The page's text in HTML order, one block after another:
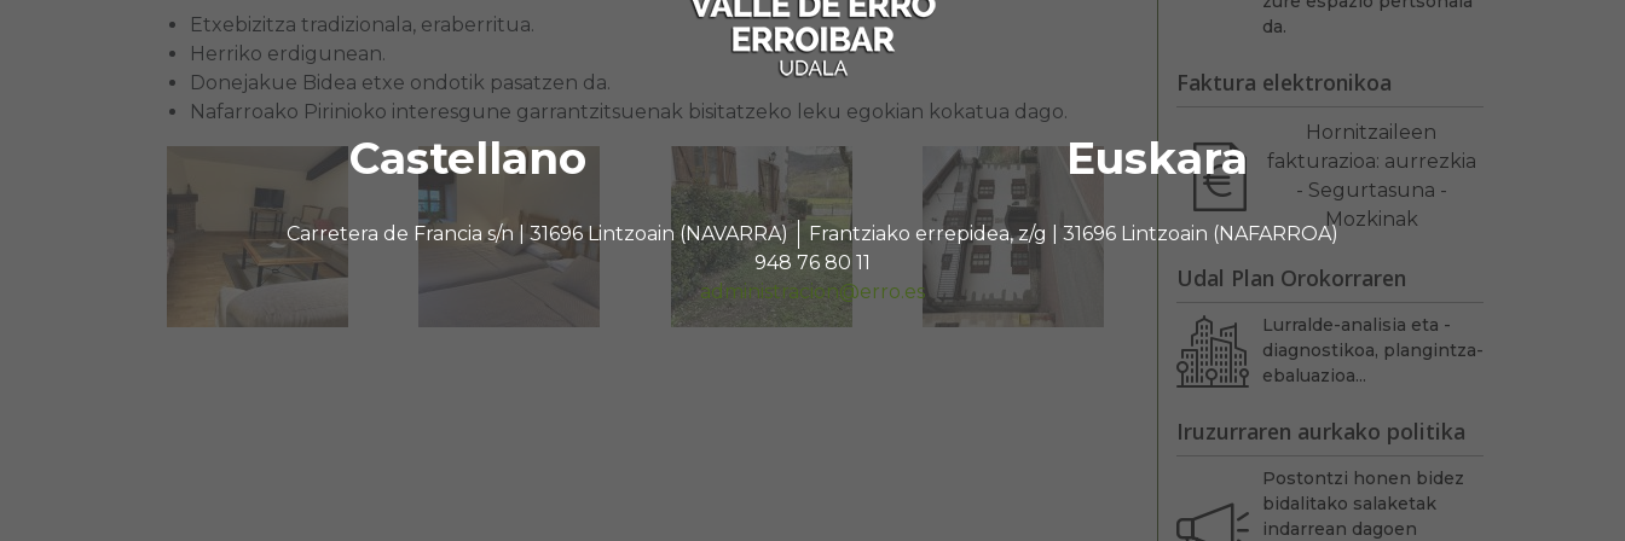
Castellano Euskara
Carretera de Francia s/n | 31696 Lintzoain (NAVARRA)
Frantziako errepidea, z/g | 31696 Lintzoain (NAFARROA)
948 76 80 11
administracion@erro.es
Etxebizitza tradizionala, eraberritua.
Herriko erdigunean.
Donejakue Bidea etxe ondotik pasatzen da.
Nafarroako Pirinioko interesgune garrantzitsuenak bisitatzeko leku egokian kokatua dago.
da.
Faktura elektronikoa
Hornitzaileen
fakturazioa: aurrezkia
- Segurtasuna -
Mozkinak
Udal Plan Orokorraren
Lurralde-analisia eta -
diagnostikoa, plangintza-
ebaluazioa...
Iruzurraren aurkako politika
Postontzi honen bidez
bidalitako salaketak
indarrean dagoen